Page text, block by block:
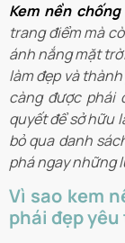
Kem nền
trang điểm mà
ánh nắng mặt
làm đẹp và
càng được phái
quyết để sở hữu
bỏ qua danh
phá ngay những
Vì sao kem
phái đẹp